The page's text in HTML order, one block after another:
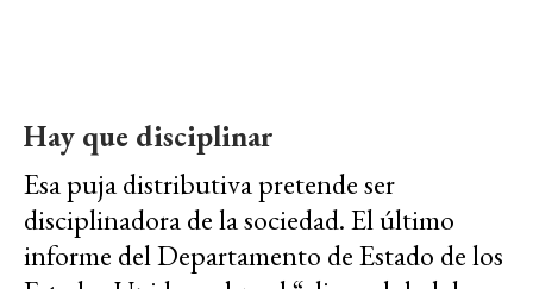
Hay que disciplinar
Esa puja distributiva pretende ser
disciplinadora de la sociedad. El último
informe del Departamento de Estado de los